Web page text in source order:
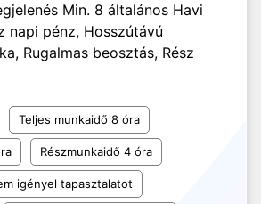
Min. 8 általános Havi
napi pénz, Hosszútávú
Rugalmas beosztás, Rész
Teljes munkaidő 8 óra
Részmunkaidő 4 óra
igényel tapasztalatot